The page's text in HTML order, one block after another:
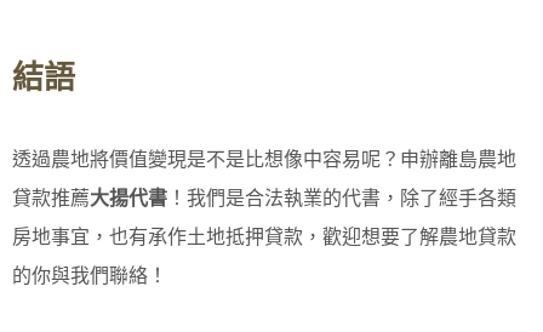
結語
透過農地將價值變現是不是比想像中容易呢？申辦離島農地
貸款推薦大揚代書 ！我們是合法執業的代書，除了經手各類
房地事宜，也有承作土地抵押貸款，歡迎想要了解農地貸款
的你與我們聯絡！